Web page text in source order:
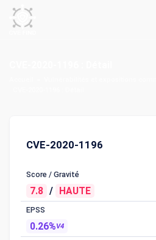
CVE-2020-1196
Score / Gravité
7.8 / HAUTE
EPSS
0.26%V4